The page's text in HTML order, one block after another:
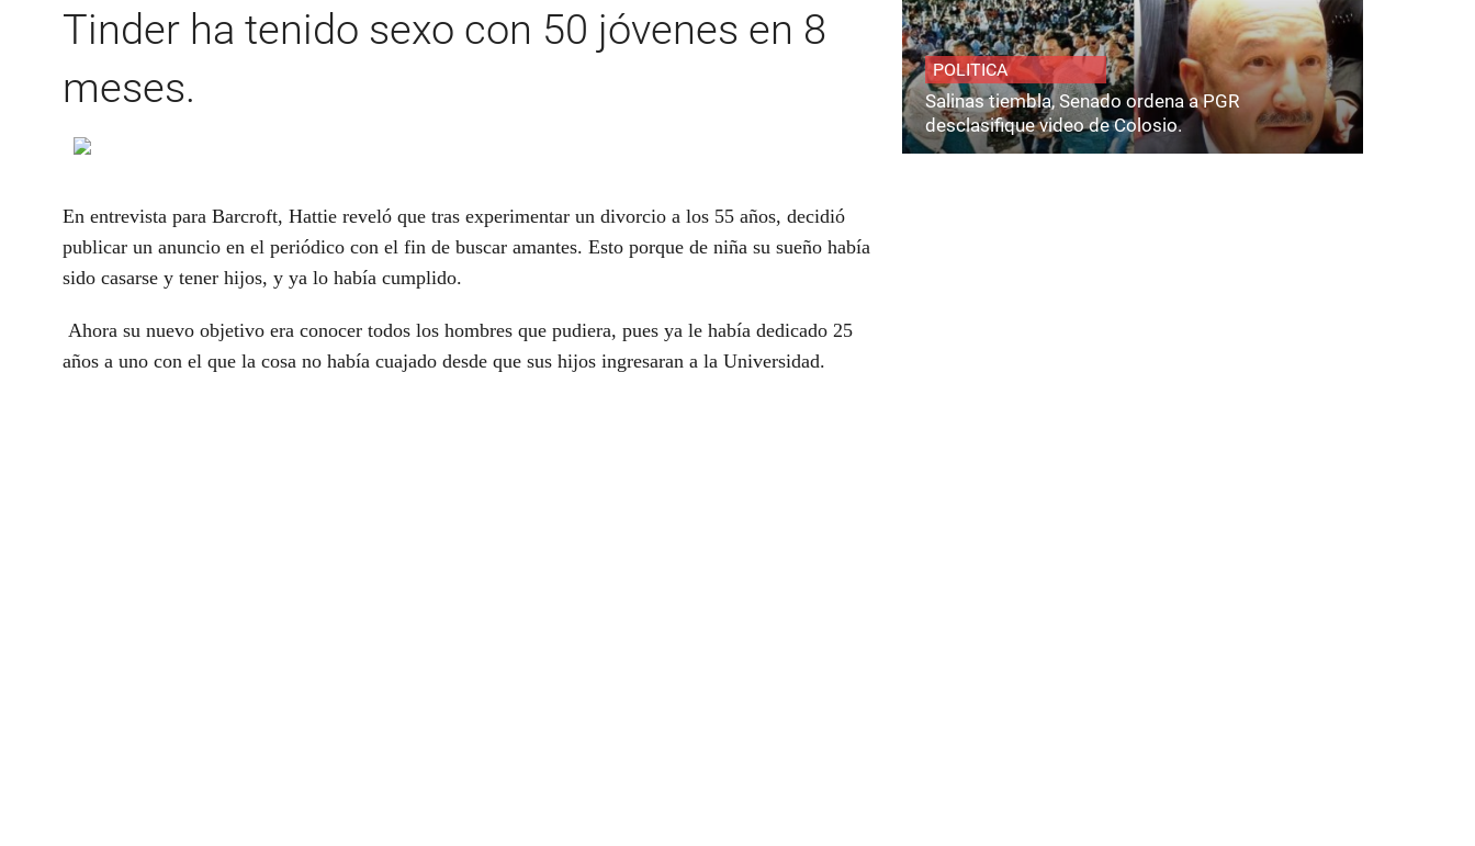
Tinder ha tenido sexo con 50 jóvenes en 8
meses.
En entrevista para Barcroft, Hattie reveló que tras experimentar un divorcio a los 55 años, decidió
publicar un anuncio en el periódico con el fin de buscar amantes. Esto porque de niña su sueño había
sido casarse y tener hijos, y ya lo había cumplido.
Ahora su nuevo objetivo era conocer todos los hombres que pudiera, pues ya le había dedicado 25
años a uno con el que la cosa no había cuajado desde que sus hijos ingresaran a la Universidad.
POLITICA
Salinas tiembla, Senado ordena a PGR
desclasifique video de Colosio.